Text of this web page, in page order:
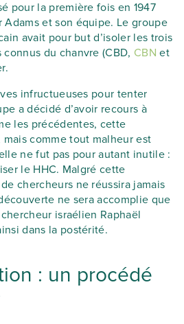
pour la première fois en 1947
Adams et son équipe. Le groupe
avait pour but d’isoler les trois
du chanvre (CBD, CBNet
infructueuses pour tenter
a décidé d’avoir recours à
les précédentes, cette
comme tout malheur est
ne fut pas pour autant inutile :
le HHC. Malgré cette
chercheurs ne réussira jamais
ne sera accomplie que
israélien Raphaël
dans la postérité.
: un procédé